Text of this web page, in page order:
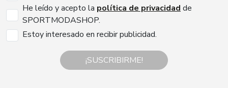
He leído y acepto la política de privacidad de
SPORTMODASHOP.
Estoy interesado en recibir publicidad.
¡SUSCRIBIRME!